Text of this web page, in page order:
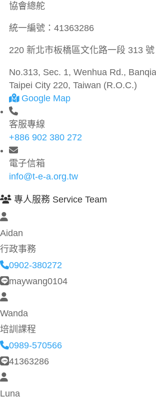
協會總舵
統一編號： 41363286
220 新北市板橋區文化路一段 313
No.313, Sec. 1, Wenhua Rd.,
Taipei City 220, Taiwan (R.O.C.)
Google Map
客服專線
+886 902 380 272
電子信箱
info@t-e-a.org.tw
專人服務 Service Team
Aidan
行政事務
0902-380272
maywang0104
Wanda
培訓課程
0989-570566
41363286
Luna